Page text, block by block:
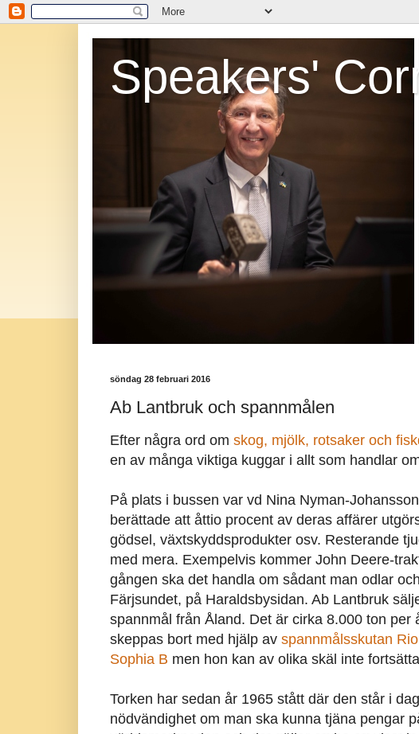
Speakers'
söndag 28 februari 2016
Ab Lantbruk och spannmålen
Efter några ord om skog, mjölk, rotsaker och
en av många viktiga kuggar i allt som handlar
På plats i bussen var vd Nina Nyman-
berättade att åttio procent av deras affärer
gödsel, växtskyddsprodukter osv. Resterande
med mera. Exempelvis kommer John Deere-
gången ska det handla om sådant man odlar
Färjsundet, på Haraldsbysidan. Ab Lantbruk
spannmål från Åland. Det är cirka 8.000 ton per
skeppas bort med hjälp av spannmålsskutan
Sophia B men hon kan av olika skäl inte
Torken har sedan år 1965 stått där den står i
nödvändighet om man ska kunna tjäna pengar